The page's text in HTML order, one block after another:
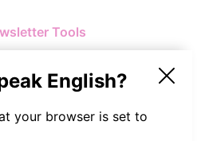
English?
your browser is set to
Tools
2026